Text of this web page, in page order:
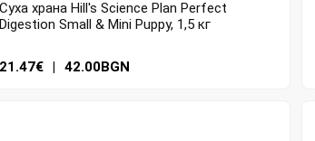
Суха храна Hill's Science Plan Perfect
Digestion Small & Mini Puppy, 1,5 кг
21.47€ | 42.00BGN